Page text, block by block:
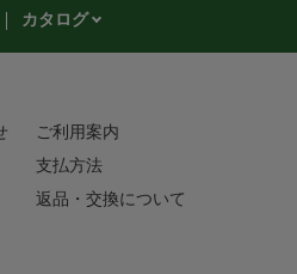
カタログ
ご利用案内
支払方法
返品・交換について